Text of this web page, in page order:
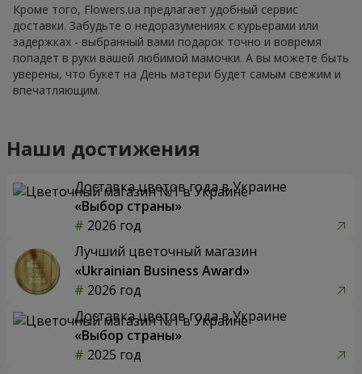
Кроме того, Flowers.ua предлагает удобный сервис
доставки. Забудьте о недоразумениях с курьерами или
задержках - выбранный вами подарок точно и вовремя
попадет в руки вашей любимой мамочки. А вы можете быть
уверены, что букет на День матери будет самым свежим и
впечатляющим.
Наши достижения
Доставка цветов года в Украине
«Выбор страны»
2026 год
Лучший цветочный магазин
«Ukrainian Business Award»
2026 год
Доставка цветов года в Украине
«Выбор страны»
2025 год